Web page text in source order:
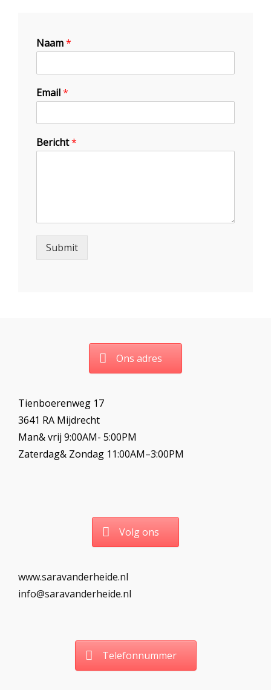
Naam*
Email*
Bericht*
Submit
Ons adres
Tienboerenweg 17
3641 RA Mijdrecht
Man& vrij 9:00AM- 5:00PM
Zaterdag& Zondag 11:00AM–3:00PM
Volg ons
www.saravanderheide.nl
info@saravanderheide.nl
Telefonnummer